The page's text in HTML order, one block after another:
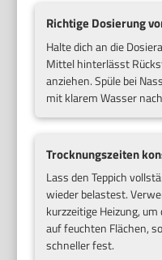
Richtige Dosierung
Halte dich an die
Mittel hinterlässt
anziehen. Spüle bei
mit klarem Wasser
Trocknungszeiten
Lass den Teppich
wieder belastest.
kurzzeitige Heizung,
auf feuchten Flächen,
schneller fest.